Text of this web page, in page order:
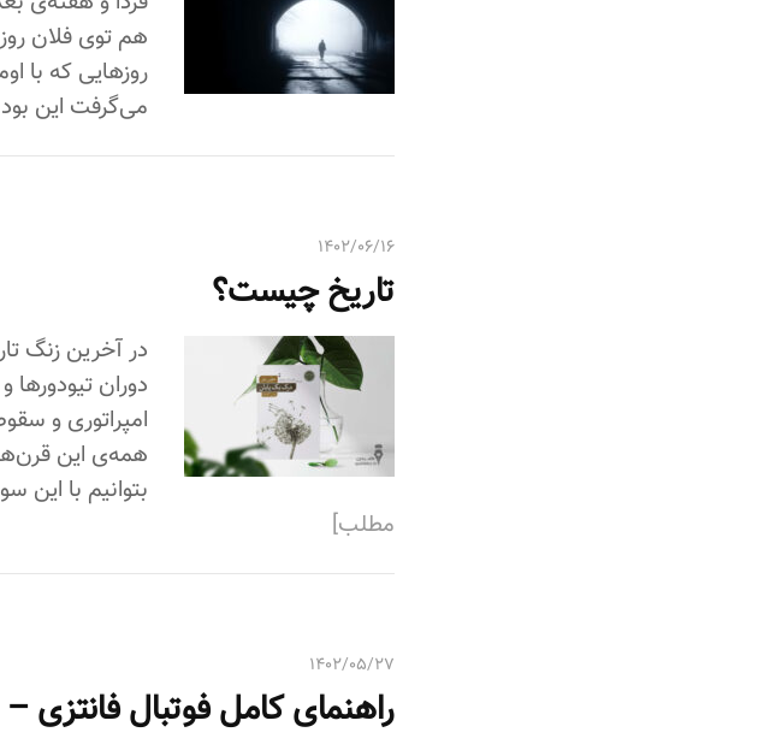
هم توی فلان
روزهایی که با
می‌گرفت این
۱۴۰۲/۰۶/۱۶
تاریخ چیست؟
در آخرین زنگ
دوران تیودورها
امپراتوری و
همه‌ی این
بتوانیم با
مطلب]
۱۴۰۲/۰۵/۲۷
راهنمای کامل فوتبال